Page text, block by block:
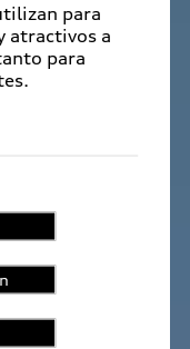
para
atractivos a
para